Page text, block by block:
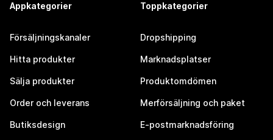
Appkategorier
Försäljningskanaler
Hitta produkter
Sälja produkter
Order och leverans
Butiksdesign
Toppkategorier
Dropshipping
Marknadsplatser
Produktomdömen
Merförsäljning och paket
E-postmarknadsföring